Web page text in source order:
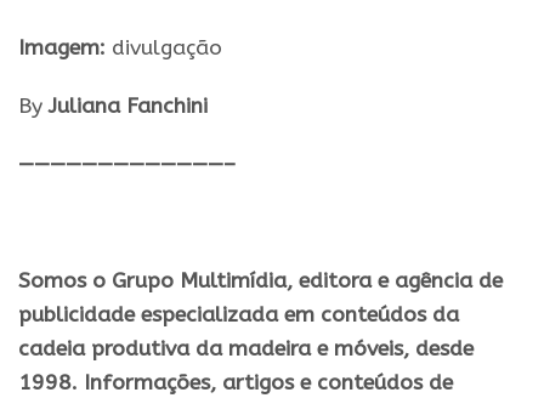
Imagem: divulgação
ByJuliana Fanchini
—————————————–
Somos o Grupo Multimídia, editora e agência de
publicidade especializada em conteúdos da
cadeia produtiva da madeira e móveis, desde
1998. Informações, artigos e conteúdos de